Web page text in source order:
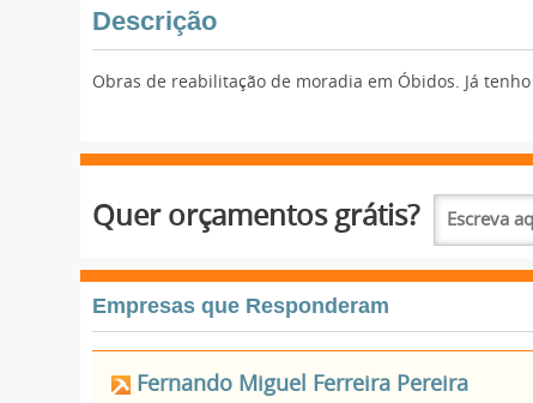
Descrição
Obras de reabilitação de moradia em Óbidos. Já
Quer orçamentos grátis?
Empresas que Responderam
Fernando Miguel Ferreira Pereira